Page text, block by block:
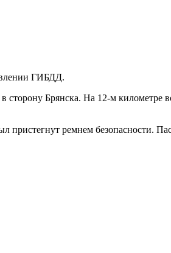
ГИБДД.
Брянска. На 12-м километре
ремнем безопасности.